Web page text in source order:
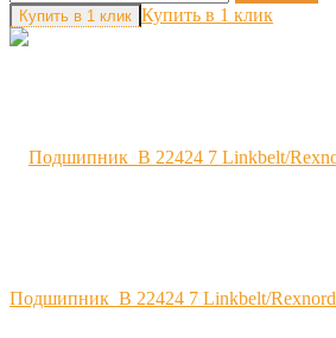
Купить в 1 клик
Подшипник B 22424 7 Linkbelt/Rexnord